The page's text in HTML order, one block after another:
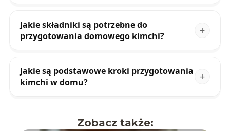
Jakie składniki są potrzebne do
przygotowania domowego kimchi?
Jakie są podstawowe kroki przygotowania
kimchi w domu?
Zobacz także: